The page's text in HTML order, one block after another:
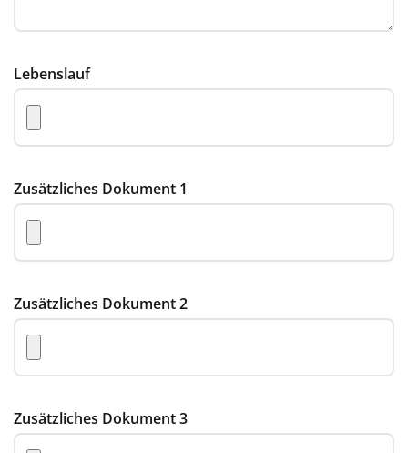
Lebenslauf
Zusätzliches Dokument 1
Zusätzliches Dokument 2
Zusätzliches Dokument 3